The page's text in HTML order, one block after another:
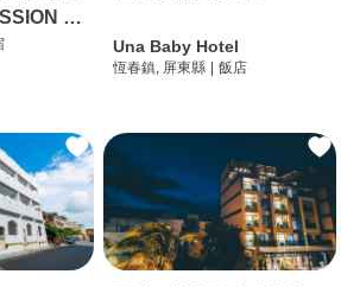
|
住特色
Una Baby Hotel
恆春鎮, 屏東縣 飯店